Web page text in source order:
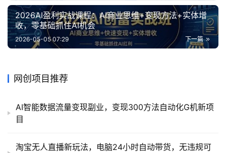
2026AI盈利实战课程：AI商业思维+变现方法+实体增
收，零基础抓住AI机会
下一篇
2026-05-05 07:29
网创项目推荐
AI智能数据流量变现副业，变现300方法自动化G机新项
目
淘宝无人直播新玩法，电脑24小时自动带货，无违规可